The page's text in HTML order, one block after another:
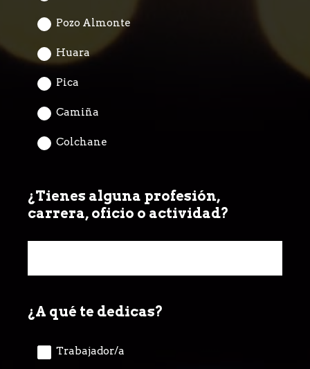
Pozo Almonte
Huara
Pica
Camiña
Colchane
Question
Title
¿Tienes alguna profesión,
carrera, oficio o actividad?
Question
¿A qué te dedicas?
Trabajador/a